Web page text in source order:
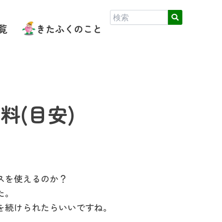
きたふくのこと
(目安)
使えるのか？
けられたらいいですね。